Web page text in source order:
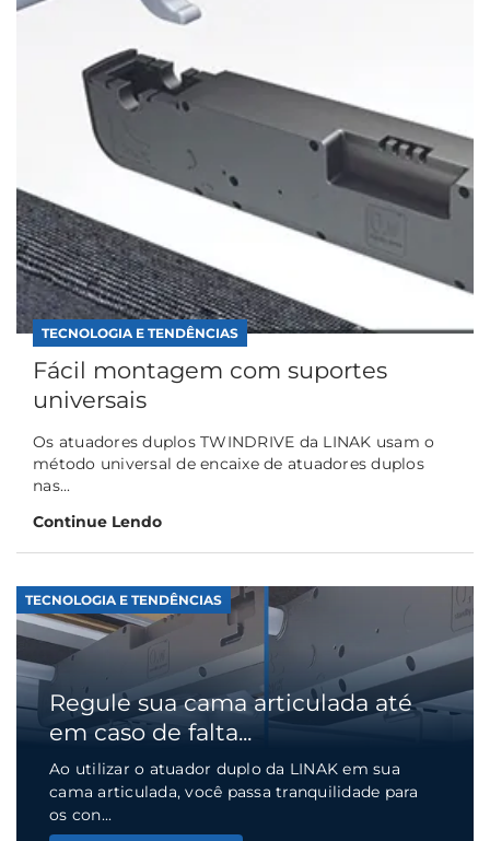
TECNOLOGIA E TENDÊNCIAS
Fácil montagem com suportes
universais
Os atuadores duplos TWINDRIVE da LINAK usam o
método universal de encaixe de atuadores duplos
nas...
Continue Lendo
TECNOLOGIA E TENDÊNCIAS
Regule sua cama articulada até
em caso de falta...
Ao utilizar o atuador duplo da LINAK em sua
cama articulada, você passa tranquilidade para
os con...